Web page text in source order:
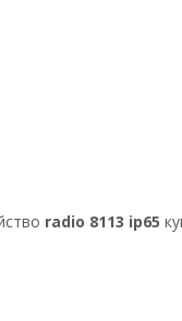
radio 8113 ip65